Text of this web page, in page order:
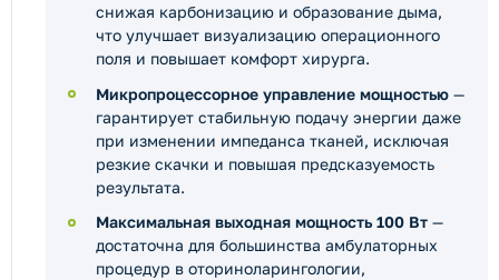
снижая карбонизацию и образование дыма,
что улучшает визуализацию операционного
поля и повышает комфорт хирурга.
Микропроцессорное управление мощностью —
гарантирует стабильную подачу энергии даже
при изменении импеданса тканей, исключая
резкие скачки и повышая предсказуемость
результата.
Максимальная выходная мощность 100 Вт —
достаточна для большинства амбулаторных
процедур в оториноларингологии,